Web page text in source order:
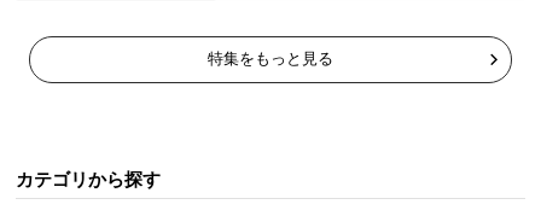
特集をもっと見る
カテゴリから探す